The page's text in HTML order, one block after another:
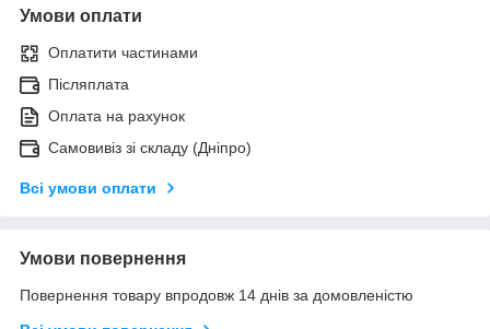
Умови оплати
Оплатити частинами
Післяплата
Оплата на рахунок
Самовивіз зі складу (Дніпро)
Всі умови оплати
Умови повернення
Повернення товару впродовж 14 днів за домовленістю